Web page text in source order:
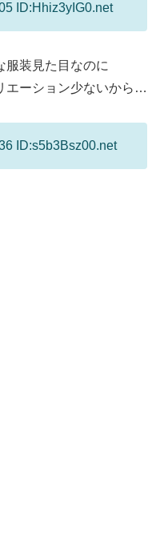
ID:Hhiz3yIG0.net
服装見た目なのに
エーション少ないから…
ID:s5b3Bsz00.net